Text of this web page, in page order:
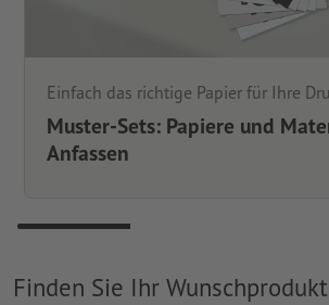
Einfach das richtige Papier für Ihre
Muster-Sets: Papiere und
Anfassen
Finden Sie Ihr Wunschprodukt